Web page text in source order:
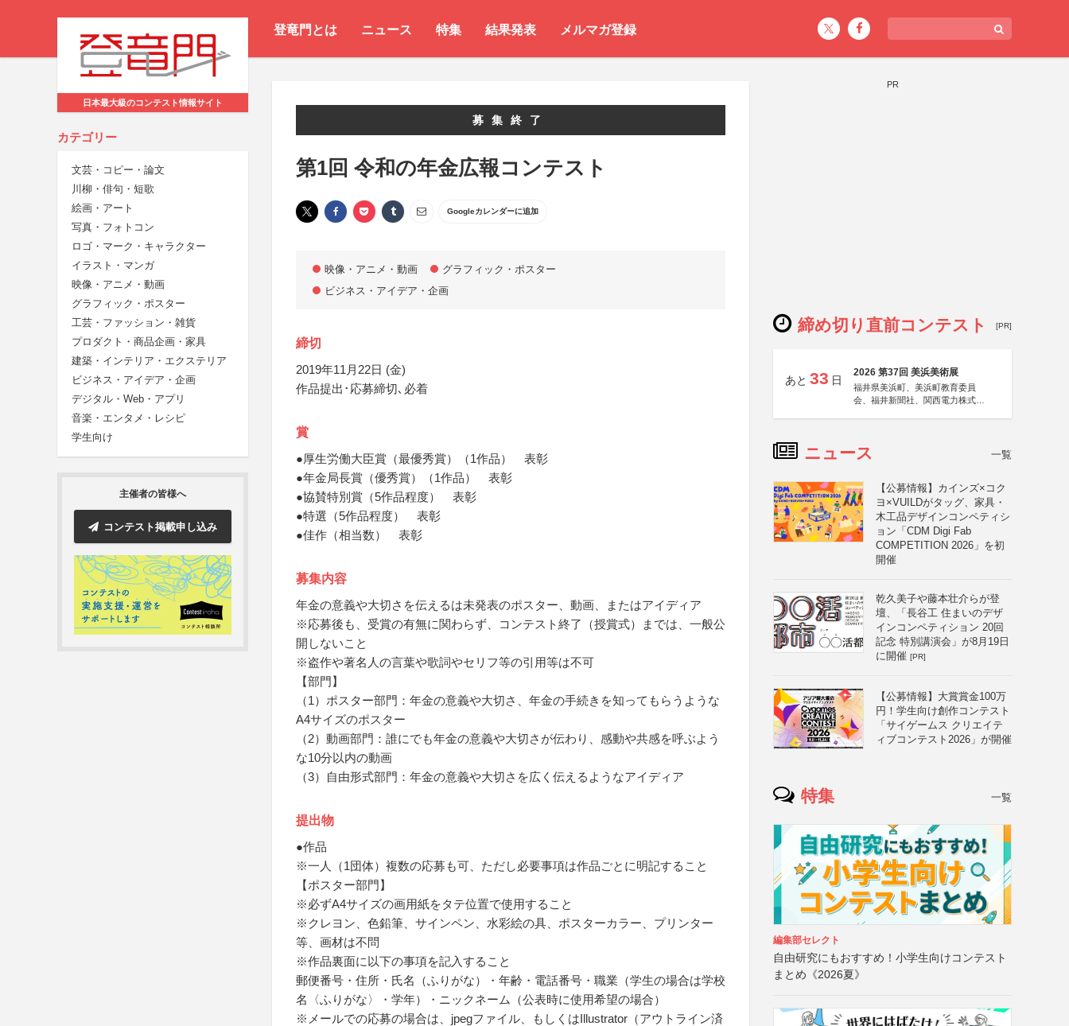
登竜門とは ニュース 特集 結果発表 メルマガ登録
日本最大級のコンテスト情報サイト
カテゴリー
文芸・コピー・論文
川柳・俳句・短歌
絵画・アート
写真・フォトコン
ロゴ・マーク・キャラクター
イラスト・マンガ
映像・アニメ・動画
グラフィック・ポスター
工芸・ファッション・雑貨
プロダクト・商品企画・家具
建築・インテリア・エクステリア
ビジネス・アイデア・企画
デジタル・Web・アプリ
音楽・エンタメ・レシピ
学生向け
主催者の皆様へ
コンテスト掲載申し込み
募集終了
第1回 令和の年金広報コンテスト
Googleカレンダーに追加
映像・アニメ・動画
グラフィック・ポスター
ビジネス・アイデア・企画
締切
2019年11月22日 (金)
作品提出･応募締切､必着
賞
●厚生労働大臣賞（最優秀賞）（1作品） 表彰
●年金局長賞（優秀賞）（1作品） 表彰
●協賛特別賞（5作品程度） 表彰
●特選（5作品程度） 表彰
●佳作（相当数） 表彰
募集内容
年金の意義や大切さを伝えるは未発表のポスター、動画、またはアイディア
※応募後も、受賞の有無に関わらず、コンテスト終了（授賞式）までは、一般公
開しないこと
※盗作や著名人の言葉や歌詞やセリフ等の引用等は不可
【部門】
（1）ポスター部門：年金の意義や大切さ、年金の手続きを知ってもらうような
A4サイズのポスター
（2）動画部門：誰にでも年金の意義や大切さが伝わり、感動や共感を呼ぶよう
な10分以内の動画
（3）自由形式部門：年金の意義や大切さを広く伝えるようなアイディア
提出物
●作品
※一人（1団体）複数の応募も可、ただし必要事項は作品ごとに明記すること
【ポスター部門】
※必ずA4サイズの画用紙をタテ位置で使用すること
※クレヨン、色鉛筆、サインペン、水彩絵の具、ポスターカラー、プリンター
等、画材は不問
※作品裏面に以下の事項を記入すること
郵便番号・住所・氏名（ふりがな）・年齢・電話番号・職業（学生の場合は学校
名〈ふりがな〉・学年）・ニックネーム（公表時に使用希望の場合）
※メールでの応募の場合は、jpegファイル、もしくはIllustrator（アウトライン済
PR
締め切り直前コンテスト [PR]
あと 33 日
2026 第37回 美浜美術展
福井県美浜町、美浜町教育委員
会、福井新聞社、関西電力株式会
ニュース 一覧
【公募情報】カインズ×コク
ヨ×VUILDがタッグ、家具・
木工品デザインコンペティシ
ョン「CDM Digi Fab
COMPETITION 2026」を初
開催
乾久美子や藤本壮介らが登
壇、「長谷工 住まいのデザ
インコンペティション 20回
記念 特別講演会」が8月19日
に開催 [PR]
【公募情報】大賞賞金100万
円！学生向け創作コンテスト
「サイゲームス クリエイテ
ィブコンテスト2026」が開催
特集 一覧
編集部セレクト
自由研究にもおすすめ！小学生向けコンテスト
まとめ《2026夏》